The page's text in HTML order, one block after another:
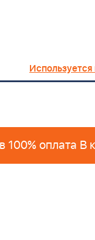
Используется
100% оплата В